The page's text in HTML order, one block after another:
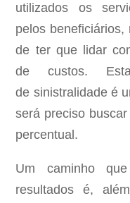
utilizados os
pelos
de ter que lidar
de custos.
de sinistralidade é
será preciso
percentual.
Um caminho
resultados é,